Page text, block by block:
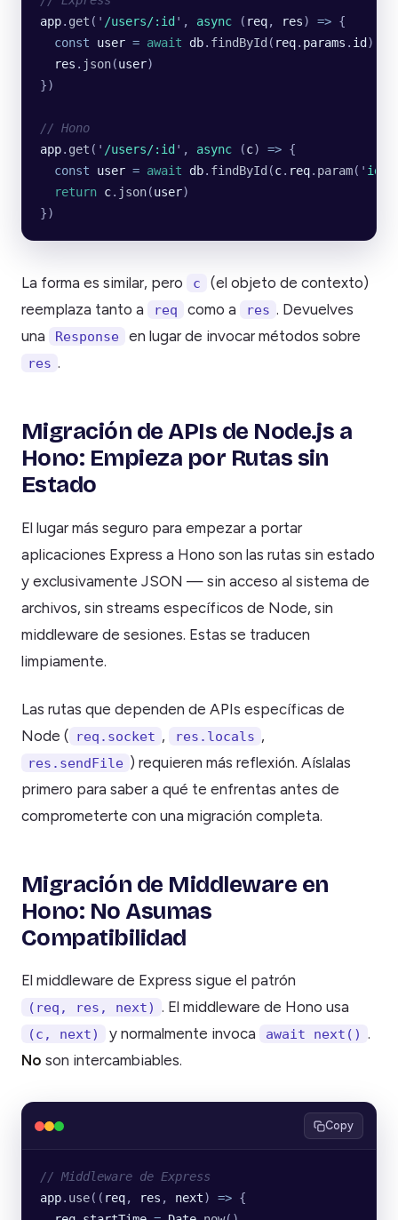
app. get ( ' /users/:id ' , async ( req, res) => {
  const
user = await db. findById ( req. params . id )
  res
. json(user)
})
// Hono
app. get ( ' /users/:id ' , async (c) => {
  const
user = await db. findById (c. req. param( ' id
  return
c. json(user)
})
La forma es similar, pero c
(el objeto de contexto)
reemplaza tanto a
req como a res . Devuelves
una
Response en lugar de invocar métodos sobre
res .
Migración de APIs de Node.js a
Hono: Empieza por Rutas sin
Estado
El lugar más seguro para empezar a portar
aplicaciones Express a Hono son las rutas sin estado
y exclusivamente JSON — sin acceso al sistema de
archivos, sin streams específicos de Node, sin
middleware de sesiones. Estas se traducen
limpiamente.
Las rutas que dependen de APIs específicas de
Node ( req.socket , res.locals ,
res.sendFile ) requieren más reflexión. Aíslalas
primero para saber a qué te enfrentas antes de
comprometerte con una migración completa.
Migración de Middleware en
Hono: No Asumas
Compatibilidad
El middleware de Express sigue el patrón
(req, res, next) . El middleware de Hono usa
(c, next) y normalmente invoca await next() .
No son intercambiables.
Copy
// Middleware de Express
app. use(( req, res , next) => {